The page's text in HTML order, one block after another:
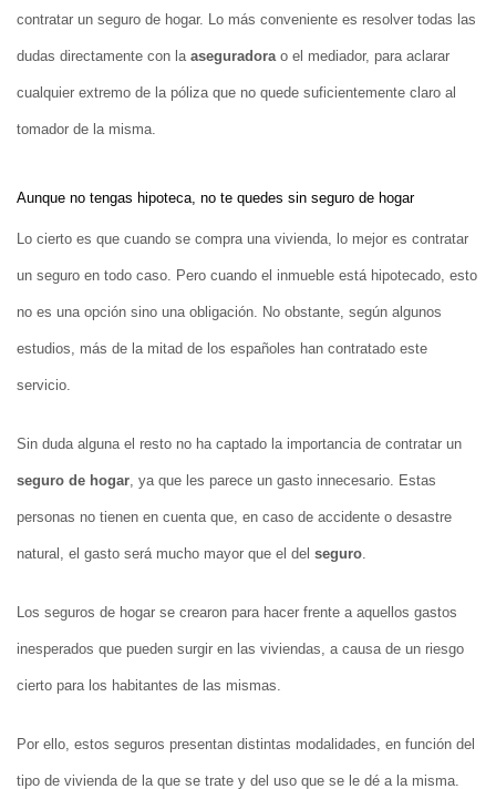
contratar un seguro de hogar. Lo más conveniente es resolver todas las
dudas directamente con laaseguradorao el mediador, para aclarar
cualquier extremo de la póliza que no quede suficientemente claro al
tomador de la misma.
Aunque no tengas hipoteca, no te quedes sin seguro de hogar
Lo cierto es que cuando se compra una vivienda, lo mejor es contratar
un seguro en todo caso. Pero cuando el inmueble está hipotecado, esto
no es una opción sino una obligación. No obstante, según algunos
estudios, más de la mitad de los españoles han contratado este
servicio.
Sin duda alguna el resto no ha captado la importancia de contratar un
seguro de hogar, ya que les parece un gasto innecesario. Estas
personas no tienen en cuenta que, en caso de accidente o desastre
natural, el gasto será mucho mayor que el del seguro.
Los seguros de hogar se crearon para hacer frente a aquellos gastos
inesperados que pueden surgir en las viviendas, a causa de un riesgo
cierto para los habitantes de las mismas.
Por ello, estos seguros presentan distintas modalidades, en función del
tipo de vivienda de la que se trate y del uso que se le dé a la misma.